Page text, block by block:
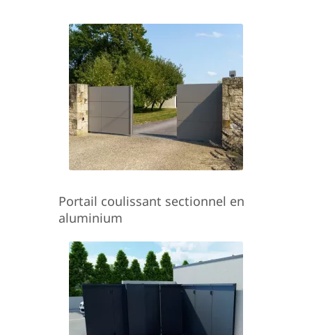
Portail coulissant sectionnel en
aluminium